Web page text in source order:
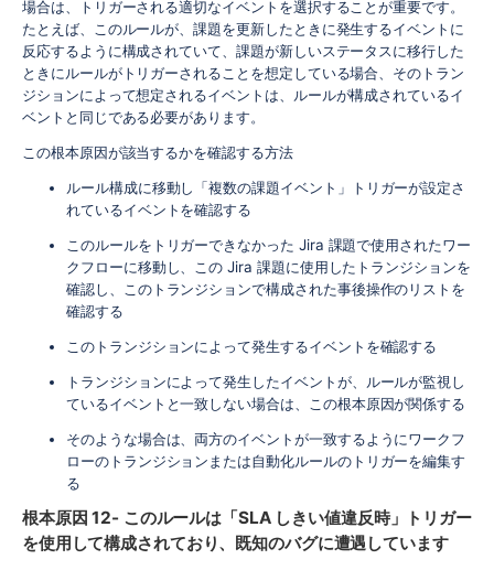
場合は、トリガーされる適切なイベントを選択することが重要です。
たとえば、このルールが、課題を更新したときに発生するイベントに
反応するように構成されていて、課題が新しいステータスに移行した
ときにルールがトリガーされることを想定している場合、そのトラン
ジションによって想定されるイベントは、ルールが構成されているイ
ベントと同じである必要があります。
この根本原因が該当するかを確認する方法
ルール構成に移動し「複数の課題イベント」トリガーが設定さ
れているイベントを確認する
このルールをトリガーできなかった Jira 課題で使用されたワー
クフローに移動し、この Jira 課題に使用したトランジションを
確認し、このトランジションで構成された事後操作のリストを
確認する
このトランジションによって発生するイベントを確認する
トランジションによって発生したイベントが、ルールが監視し
ているイベントと一致しない場合は、この根本原因が関係する
そのような場合は、両方のイベントが一致するようにワークフ
ローのトランジションまたは自動化ルールのトリガーを編集す
る
根本原因 12- このルールは「SLA しきい値違反時」トリガー
を使用して構成されており、既知のバグに遭遇しています